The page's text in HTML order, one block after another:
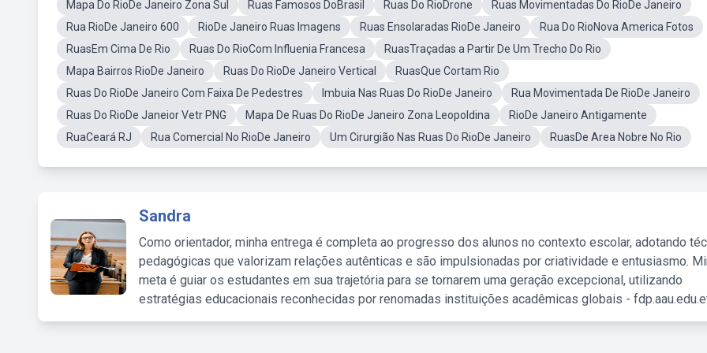
Mapa Do RioDe Janeiro Zona Sul
Ruas Famosos DoBrasil Ruas Do RioDrone
Ruas Movimentadas Do RioDe Janeiro
Rua RioDe Janeiro 600
RioDe Janeiro Ruas Imagens Ruas Ensolaradas RioDe Janeiro
Rua Do RioNova America Fotos
RuasEm Cima De Rio
Ruas Do RioCom Influenia Francesa
RuasTraçadas a Partir De Um Trecho Do Rio
Mapa Bairros RioDe Janeiro
Ruas Do RioDe Janeiro Vertical
RuasQue Cortam Rio
Ruas Do RioDe Janeiro Com Faixa De Pedestres
Imbuia Nas Ruas Do RioDe Janeiro
Rua Movimentada De RioDe Janeiro
Ruas Do RioDe Janeior Vetr PNG
Mapa De Ruas Do RioDe Janeiro Zona Leopoldina
RioDe Janeiro Antigamente
RuaCeará RJ
Rua Comercial No RioDe Janeiro Um Cirurgião Nas Ruas Do RioDe Janeiro RuasDe Area Nobre No Rio
Sandra
Como orientador, minha entrega é completa ao progresso dos alunos no contexto escolar, adotando
pedagógicas que valorizam relações autênticas e são impulsionadas por criatividade e entusiasmo.
meta é guiar os estudantes em sua trajetória para se tornarem uma geração excepcional, utilizando
estratégias educacionais reconhecidas por renomadas instituições acadêmicas globais -